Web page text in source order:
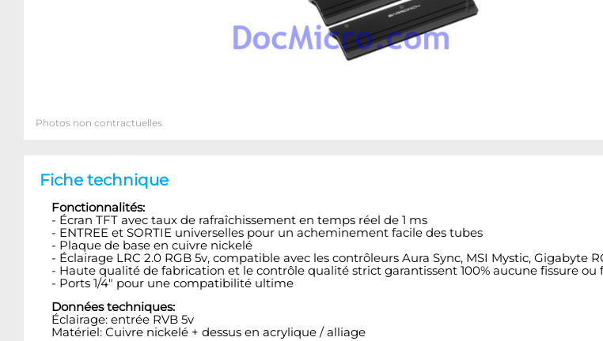
Photos non contractuelles
Fiche technique
Fonctionnalités:
- Écran TFT avec taux de rafraîchissement en temps réel de 1 ms
- ENTREE et SORTIE universelles pour un acheminement facile des tubes
- Plaque de base en cuivre nickelé
- Éclairage LRC 2.0 RGB 5v, compatible avec les contrôleurs Aura Sync, MSI Mystic, Gigabyte
- Haute qualité de fabrication et le contrôle qualité strict garantissent 100% aucune fissure ou
- Ports 1/4" pour une compatibilité ultime
Données techniques:
Éclairage: entrée RVB 5v
Matériel: Cuivre nickelé + dessus en acrylique / alliage